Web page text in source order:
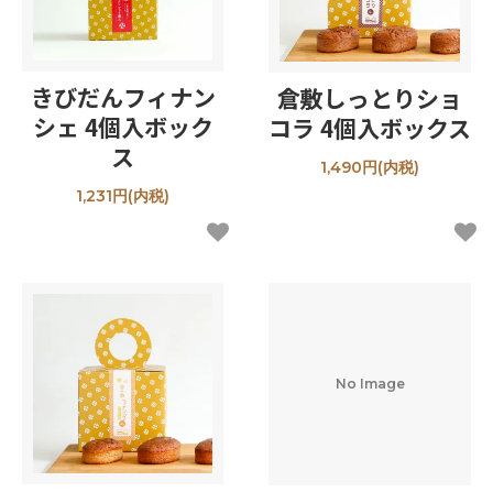
きびだんフィナン
シェ 4個入ボック
ス
1,231円(内税)
倉敷しっとりショ
コラ 4個入ボックス
1,490円(内税)
No Image